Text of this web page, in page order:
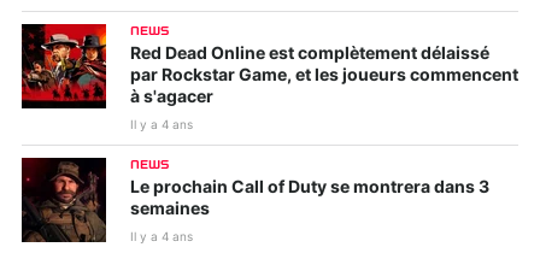
NEWS
Red Dead Online est complètement délaissé
par Rockstar Game, et les joueurs commencent
à s'agacer
Il y a 4 ans
NEWS
Le prochain Call of Duty se montrera dans 3
semaines
Il y a 4 ans